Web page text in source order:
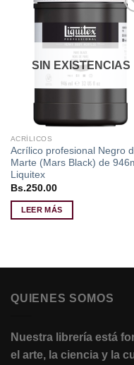
a la
lista
SIN EXISTENCIAS
ACRÍLICOS
Acrílico profesional Negro
Marte (Mars Black) de
Liquitex
Bs.250.00
LEER MÁS
QUIENES SOMOS
Nuestra librería está
el arte, la ciencia y la